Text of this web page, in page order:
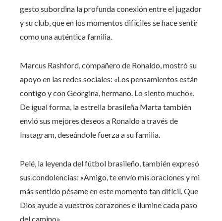
gesto subordina la profunda conexión entre el jugador
y su club, que en los momentos difíciles se hace sentir
como una auténtica familia.
Marcus Rashford, compañero de Ronaldo, mostró su
apoyo en las redes sociales: «Los pensamientos están
contigo y con Georgina, hermano. Lo siento mucho».
De igual forma, la estrella brasileña Marta también
envió sus mejores deseos a Ronaldo a través de
Instagram, deseándole fuerza a su familia.
Pelé, la leyenda del fútbol brasileño, también expresó
sus condolencias: «Amigo, te envío mis oraciones y mi
más sentido pésame en este momento tan difícil. Que
Dios ayude a vuestros corazones e ilumine cada paso
del camino».